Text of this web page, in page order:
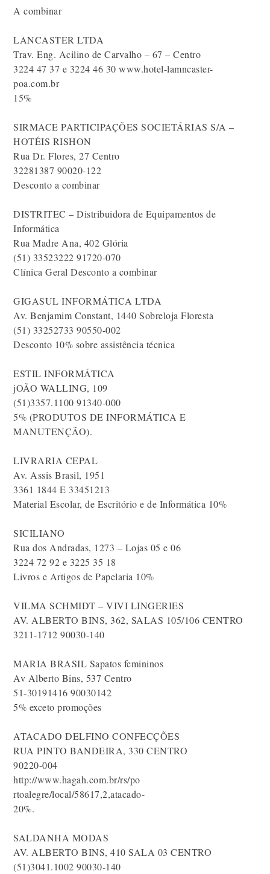
A combinar
LANCASTER LTDA
Trav. Eng. Acilino de Carvalho – 67 – Centro
3224 47 37 e 3224 46 30 www.hotel-lamncaster-
poa.com.br
15%
SIRMACE PARTICIPAÇÕES SOCIETÁRIAS S/A –
HOTÉIS RISHON
Rua Dr. Flores, 27 Centro
32281387 90020-122
Desconto a combinar
DISTRITEC – Distribuidora de Equipamentos de
Informática
Rua Madre Ana, 402 Glória
(51) 33523222 91720-070
Clínica Geral Desconto a combinar
GIGASUL INFORMÁTICA LTDA
Av. Benjamim Constant, 1440 Sobreloja Floresta
(51) 33252733 90550-002
Desconto 10% sobre assistência técnica
ESTIL INFORMÁTICA
jOÃO WALLING, 109
(51)3357.1100 91340-000
5% (PRODUTOS DE INFORMÁTICA E
MANUTENÇÃO).
LIVRARIA CEPAL
Av. Assis Brasil, 1951
3361 1844 E 33451213
Material Escolar, de Escritório e de Informática 10%
SICILIANO
Rua dos Andradas, 1273 – Lojas 05 e 06
3224 72 92 e 3225 35 18
Livros e Artigos de Papelaria 10%
VILMA SCHMIDT – VIVI LINGERIES
AV. ALBERTO BINS, 362, SALAS 105/106 CENTRO
3211-1712 90030-140
MARIA BRASIL Sapatos femininos
Av Alberto Bins, 537 Centro
51-30191416 90030142
5% exceto promoções
ATACADO DELFINO CONFECÇÕES
RUA PINTO BANDEIRA, 330 CENTRO
90220-004
http://www.hagah.com.br/rs/po
rtoalegre/local/58617,2,atacado-
20%.
SALDANHA MODAS
AV. ALBERTO BINS, 410 SALA 03 CENTRO
(51)3041.1002 90030-140